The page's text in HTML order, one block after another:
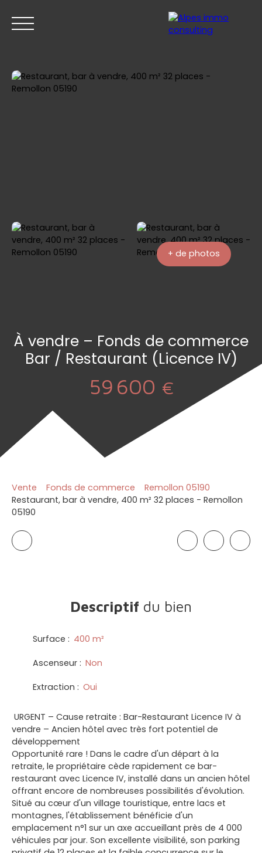
+ de photos
À vendre – Fonds de commerce
Bar / Restaurant (Licence IV)
59 600 €
Vente Fonds de commerce
Remollon 05190
Restaurant, bar à vendre, 400 m² 32 places - Remollon
05190
Descriptif du bien
Surface : 400 m²
Ascenseur : Non
Extraction : Oui
URGENT – Cause retraite : Bar-Restaurant Licence IV à
vendre – Ancien hôtel avec très fort potentiel de
développement
Opportunité rare ! Dans le cadre d'un départ à la
retraite, le propriétaire cède rapidement ce bar-
restaurant avec Licence IV, installé dans un ancien hôtel
offrant encore de nombreuses possibilités d'évolution.
Situé au cœur d'un village touristique, entre lacs et
montagnes, l'établissement bénéficie d'un
emplacement n°1 sur un axe accueillant près de 4 000
véhicules par jour. Son excellente visibilité, son parking